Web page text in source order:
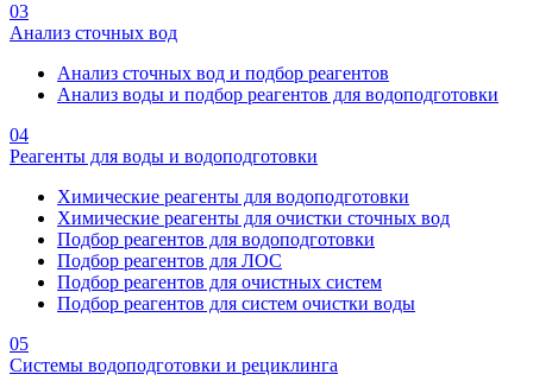
03
Анализ сточных вод
Анализ сточных вод и подбор реагентов
Анализ воды и подбор реагентов для водоподготовки
04
Реагенты для воды и водоподготовки
Химические реагенты для водоподготовки
Химические реагенты для очистки сточных вод
Подбор реагентов для водоподготовки
Подбор реагентов для ЛОС
Подбор реагентов для очистных систем
Подбор реагентов для систем очистки воды
05
Системы водоподготовки и рециклинга